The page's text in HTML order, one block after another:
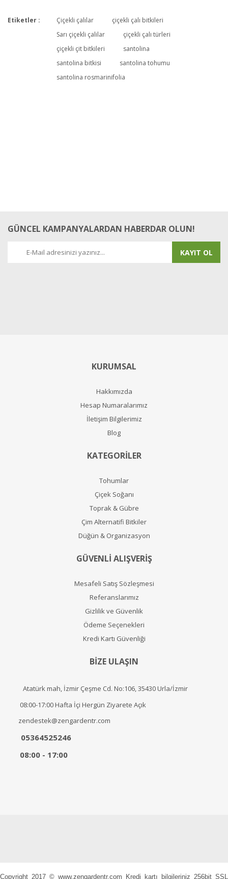
Bu ürüne ilk yorumu siz yapın!
Yorum Yaz
Etiketler : Çiçekli çalılar
çiçekli çalı bitkileri
Sarı çiçekli çalılar
çiçekli çalı türleri
çiçekli çit bitkileri
santolina
santolina bitkisi
santolina tohumu
santolina rosmarinifolia
GÜNCEL KAMPANYALARDAN HABERDAR OLUN!
KAYIT OL
KURUMSAL
Hakkımızda
Hesap Numaralarımız
İletişim Bilgilerimiz
Blog
KATEGORİLER
Tohumlar
Çiçek Soğanı
Toprak & Gübre
Çim Alternatifi Bitkiler
Düğün & Organizasyon
GÜVENLİ ALIŞVERİŞ
Mesafeli Satış Sözleşmesi
Referanslarımız
Gizlilik ve Güvenlik
Ödeme Seçenekleri
Kredi Kartı Güvenliği
BİZE ULAŞIN
Atatürk mah, İzmir Çeşme Cd. No:106, 35430 Urla/İzmir
08:00-17:00 Hafta İçi Hergün Ziyarete Açık
zendestek@zengardentr.com
05364525246
08:00 - 17:00
Copyright 2017 © www.zengardentr.com Kredi kartı bilgileriniz 256bit SSL